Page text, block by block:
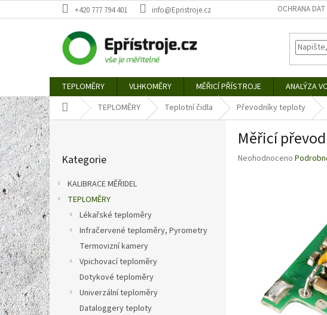
na
+420 777 794 401 info@Epristroje.cz OCHRANA DAT
TEPLOMĚRY VLHKOMĚRY MĚŘICÍ PŘÍSTROJE ANALÝZA
Domů TEPLOMĚRY Teplotní čidla Převodníky teploty
P
o
s
t
r
a
n
n
í
p
a
n
e
l
kategorie
Kategorie
KALIBRACE MĚŘIDEL
TEPLOMĚRY
Lékařské teploměry
Infračervené teploměry, Pyrometry
Termovizní kamery
Vpichovací teploměry
Dotykové teploměry
Univerzální teploměry
Dataloggery teploty
Měřicí
Průměrné
Neohodnoceno